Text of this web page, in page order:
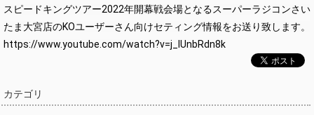
スピードキングツアー2022年開幕戦会場となるスーパーラジコンさい
たま大宮店のKOユーザーさん向けセティング情報をお送り致します。
https://www.youtube.com/watch?v=j_lUnbRdn8k
カテゴリ